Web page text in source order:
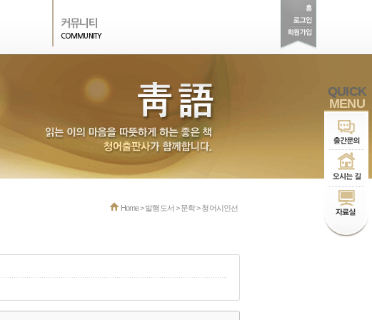
QUICK
MENU
커뮤니티
COMMUNITY
Home > 발행도서 > 문학 > 청어시인선